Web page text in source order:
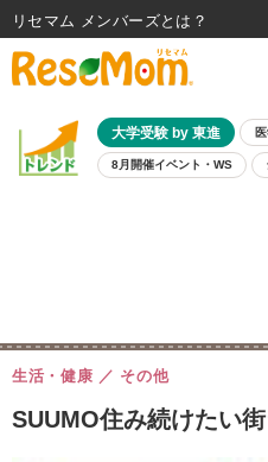
大学受験 by 東進
8月開催イベント・WS
SUUMO住み続けたい
生活・健康 その他
リセマム メンバーズ